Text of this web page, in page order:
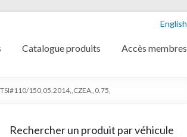
English
Catalogue produits Accès membres
150,05.2014,,CZEA,,0.75,
Rechercher un produit par véhicule